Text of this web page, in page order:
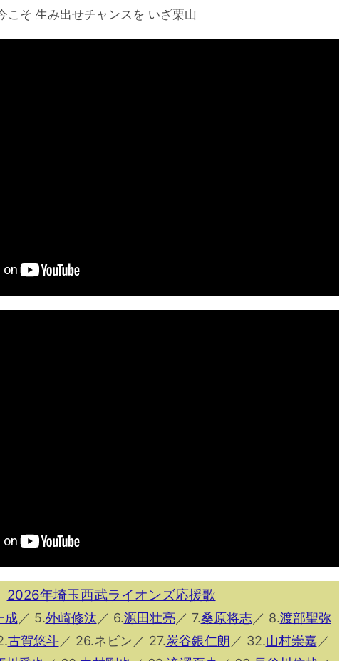
こそ 生み出せチャンスを いざ栗山
2026年埼玉西武ライオンズ応援歌
成／ 5.外崎修汰 ／ 6.源田壮亮 ／ 7.桑原将志／ 8.渡部聖弥
古賀悠⽃／ 26.ネビン／ 27.炭谷銀仁朗 ／ 32.山村崇嘉 ／